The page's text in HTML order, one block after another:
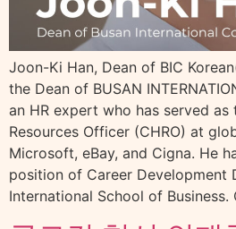
Joon-Ki Han, Dean of BIC
the Dean of BUSAN
an HR expert who has served as
Resources Officer (CHRO) at
Microsoft, eBay, and Cigna. He
position of Career Development
International School of